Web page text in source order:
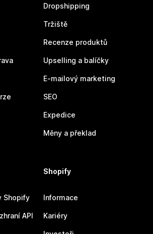
Dropshipping
Tržiště
Recenze produktů
Upselling a balíčky
E-mailový marketing
SEO
Expedice
Měny a překlad
Shopify
API
Shopify
Informace
Kariéry